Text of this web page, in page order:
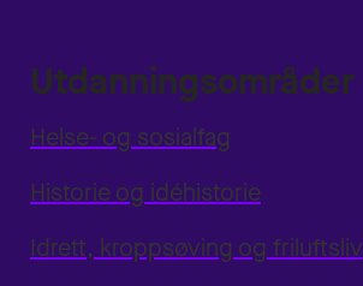
Utdanningsområder
Helse- og sosialfag
Historie og idéhistorie
Idrett, kroppsøving og friluftsliv